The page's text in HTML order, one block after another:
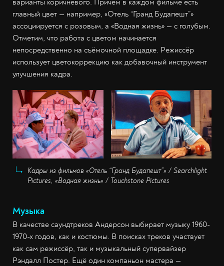
варианты коричневого. Причём в каждом фильме есть
главный цвет — например, «Отель “Гранд Будапешт”»
ассоциируется с розовым, а «Водная жизнь» — с голубым.
Отметим, что работа с цветом начинается
непосредственно на съёмочной площадке. Режиссёр
использует цветокоррекцию как добавочный инструмент
улучшения кадра.
Кадры из фильмов «Отель “Гранд Будапешт”» / Searchlight
Pictures, «Водная жизнь» / Touchstone Pictures
Музыка
В качестве саундтреков Андерсон выбирает музыку 1960-
1970-х годов, как и костюмы. В поисках треков участвует
как сам режиссёр, так и музыкальный супервайзер
Рэндалл Постер. Ещё один компаньон мастера —